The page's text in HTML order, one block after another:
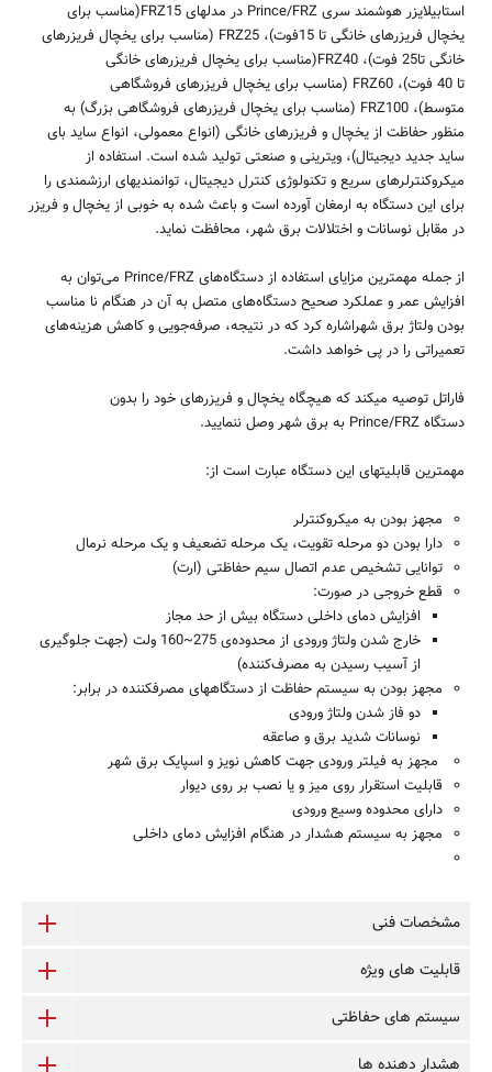
استابیلایزر هوشمند سری Prince/FRZ در مدلهای FRZ15(مناسب برای
یخچال فریزرهای خانگی تا 15فوت)، FRZ25 (مناسب برای یخچال فریزرهای
خانگی تا25 فوت)، FRZ40(مناسب برای یخچال فریزرهای خانگی
تا 40 فوت)، FRZ60 (مناسب برای یخچال فریزرهای فروشگاهی
متوسط)، FRZ100 (مناسب برای یخچال فریزرهای فروشگاهی بزرگ) به
منظور حفاظت از یخچال و فریزرهای خانگی (انواع معمولی، انواع ساید بای
ساید جدید دیجیتال)، ویترینی و صنعتی تولید شده است. استفاده از
میکروکنترلرهای سریع و تکنولوژی کنترل دیجیتال، توانمندی­های ارزشمندی را
برای این دستگاه به ارمغان آورده است و باعث شده به خوبی از یخچال و فریزر
در مقابل نوسانات و اختلالات برق شهر، محافظت نماید.
از جمله مهمترین مزایای استفاده از دستگاههای Prince/FRZ میتوان به
افزایش عمر و عملکرد صحیح دستگاه‌های متصل به آن در هنگام نا مناسب
بودن ولتاژ برق شهراشاره کرد که در نتیجه، صرفه‌جویی و کاهش هزینه‌های
تعمیراتی را در پی خواهد داشت.
فاراتل توصیه می­کند که هیچ­گاه یخچال و فریزرهای خود را بدون
دستگاه Prince/FRZ به برق شهر وصل ننمایید.
مهمترین قابلیت­های این دستگاه عبارت است از:
مجهز بودن به میکروکنترلر
دارا بودن دو مرحله تقویت، یک مرحله تضعیف و یک مرحله نرمال
توانایی تشخیص عدم اتصال سیم حفاظتی (ارت)
قطع خروجی در صورت:
افزایش دمای داخلی دستگاه بیش از حد مجاز
خارج شدن ولتاژ ورودی از محدوده‌ی 160~275 ولت (جهت جلوگیری
از آسیب رسیدن به مصرف‌کننده)
مجهز بودن به سیستم حفاظت از دستگاه­های مصرف­کننده در برابر:
دو فاز شدن ولتاژ ورودی
نوسانات شدید برق و صاعقه
مجهز به فیلتر ورودی جهت کاهش نویز و اسپایک برق شهر
قابلیت استقرار روی میز و یا نصب بر روی دیوار
دارای محدوده وسیع ورودی
مجهز به سیستم هشدار در هنگام افزایش دمای داخلی
مشخصات فنی
قابلیت های ویژه
سیستم های حفاظتی
هشدار دهنده ها